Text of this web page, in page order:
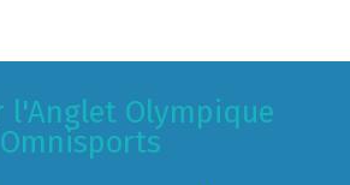
l'Anglet Olympique
Omnisports